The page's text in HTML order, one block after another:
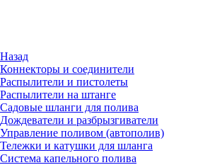
Назад
Коннекторы и соединители
Распылители и пистолеты
Распылители на штанге
Садовые шланги для полива
Дождеватели и разбрызгиватели
Управление поливом (автополив)
Тележки и катушки для шланга
Система капельного полива